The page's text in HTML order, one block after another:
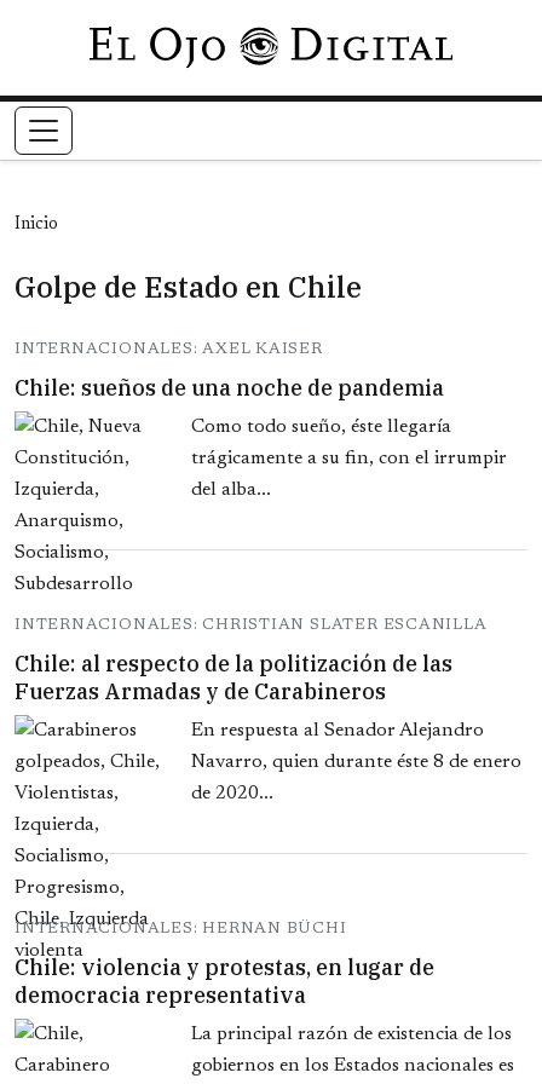
Pasar al contenido principal
Inicio
Golpe de Estado en Chile
INTERNACIONALES: AXEL KAISER
Chile: sueños de una noche de pandemia
Como todo sueño, éste llegaría
trágicamente a su fin, con el irrumpir
del alba...
INTERNACIONALES: CHRISTIAN SLATER ESCANILLA
Chile: al respecto de la politización de las
Fuerzas Armadas y de Carabineros
En respuesta al Senador Alejandro
Navarro, quien durante éste 8 de enero
de 2020...
INTERNACIONALES: HERNAN BÜCHI
Chile: violencia y protestas, en lugar de
democracia representativa
La principal razón de existencia de los
gobiernos en los Estados nacionales es